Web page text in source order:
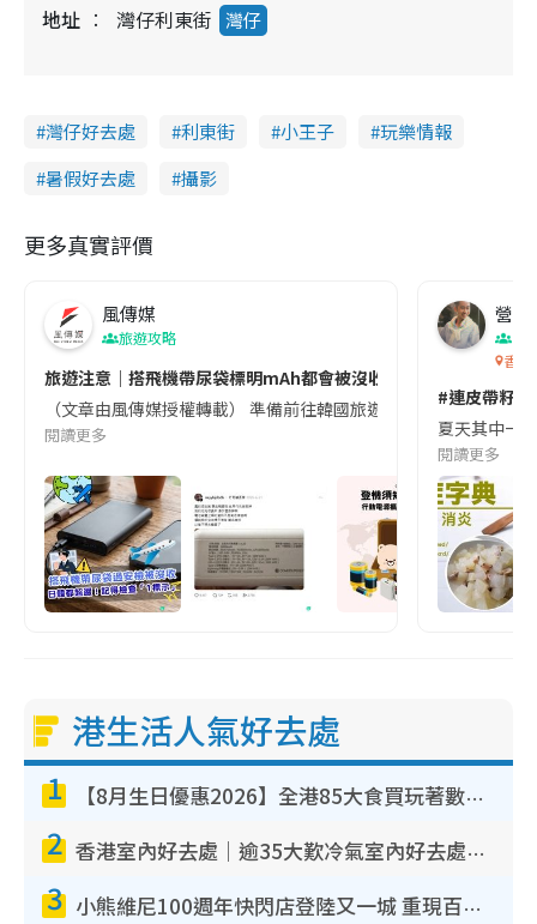
地址
灣仔利東街 灣仔
灣仔好去處 利東街 小王子
玩樂情報
暑假好去處
攝影
更多真實評價
風傳媒
旅遊攻略
旅遊注意｜搭飛機帶尿袋標明mAh都會被沒收😱出發前切記檢查
（文章由風傳媒授權轉載） 準備前往韓國旅遊的民眾，近期要
閱讀更多
營養
香港
#連皮帶籽
夏天其中一
閱讀更多
港生活人氣好去處
1 【8月生日優惠2026】全港85大食買玩著數攻略 自助餐/火鍋放題同行免費＋誠品/DONKI送現金券
2 香港室內好去處｜逾35大歎冷氣室內好去處推介 室內活動免費避雨無懼落雨
3 小熊維尼100週年快閃店登陸又一城 重現百畝森林經典場景／獨家限定盲盒登場／專屬DIY香水